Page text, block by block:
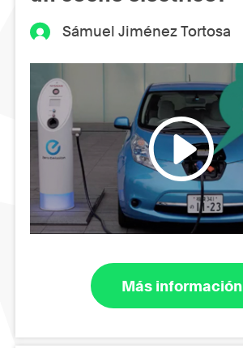
Sámuel Jiménez Tortosa
Más información